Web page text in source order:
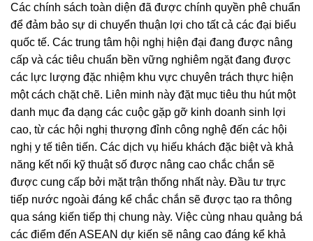
Các chính sách toàn diện đã được chính quyền phê chuẩn
để đảm bảo sự di chuyển thuận lợi cho tất cả các đại biểu
quốc tế. Các trung tâm hội nghị hiện đại đang được nâng
cấp và các tiêu chuẩn bền vững nghiêm ngặt đang được
các lực lượng đặc nhiệm khu vực chuyên trách thực hiện
một cách chặt chẽ. Liên minh này đặt mục tiêu thu hút một
danh mục đa dạng các cuộc gặp gỡ kinh doanh sinh lợi
cao, từ các hội nghị thượng đỉnh công nghệ đến các hội
nghị y tế tiên tiến. Các dịch vụ hiếu khách đặc biệt và khả
năng kết nối kỹ thuật số được nâng cao chắc chắn sẽ
được cung cấp bởi mặt trận thống nhất này. Đầu tư trực
tiếp nước ngoài đáng kể chắc chắn sẽ được tạo ra thông
qua sáng kiến ​​tiếp thị chung này. Việc cùng nhau quảng bá
các điểm đến ASEAN dự kiến ​​sẽ nâng cao đáng kể khả